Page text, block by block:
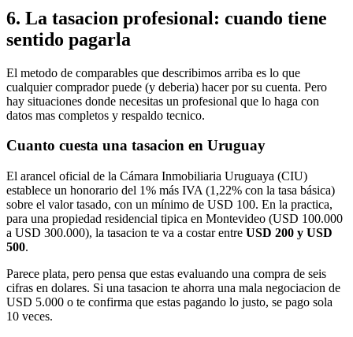
6. La tasacion profesional: cuando tiene
sentido pagarla
El metodo de comparables que describimos arriba es lo que
cualquier comprador puede (y deberia) hacer por su cuenta. Pero
hay situaciones donde necesitas un profesional que lo haga con
datos mas completos y respaldo tecnico.
Cuanto cuesta una tasacion en Uruguay
El arancel oficial de la Cámara Inmobiliaria Uruguaya (CIU)
establece un honorario del 1% más IVA (1,22% con la tasa básica)
sobre el valor tasado, con un mínimo de USD 100. En la practica,
para una propiedad residencial tipica en Montevideo (USD 100.000
a USD 300.000), la tasacion te va a costar entre USD 200 y USD
500.
Parece plata, pero pensa que estas evaluando una compra de seis
cifras en dolares. Si una tasacion te ahorra una mala negociacion de
USD 5.000 o te confirma que estas pagando lo justo, se pago sola
10 veces.